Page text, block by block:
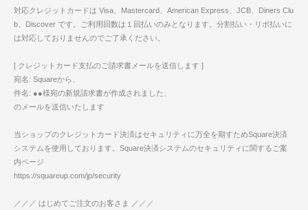
対応クレジットカードは Visa、Mastercard、American Express、JCB、Diners Clu
b、Discover です。ご利用回数は１回払いのみとなります。分割払い・リボ払いに
は対応しておりませんのでご了承ください。
[ クレジットカード支払のご請求書メールを送信します ]
宛名: Squareから、
件名: ●●様宛の新規請求書が作成されました、
のメールを送信いたします
当ショップのクレジットカード決済はセキュリティに万全を期すためSquare決済
システムを使用しております。Square決済システムのセキュリティに関するご案
内ページ
https://squareup.com/jp/security
／／／ はじめてご注文のお客さま ／／／